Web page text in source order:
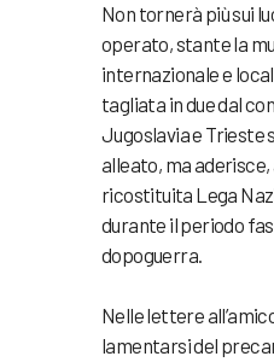
Non tornerà più sui
operato, stante la
internazionale e
tagliata in due dal
Jugoslavia e Trieste
alleato, ma aderisce,
ricostituita Lega
durante il periodo
dopoguerra.
Nelle lettere
lamentarsi del